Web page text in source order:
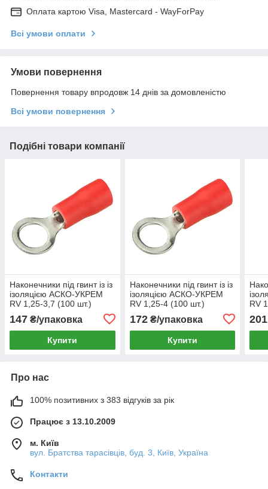
Оплата картою Visa, Mastercard - WayForPay
Всі умови оплати
Умови повернення
Повернення товару впродовж 14 днів за домовленістю
Всі умови повернення
Подібні товари компанії
Наконечники під гвинт із із
ізоляцією АСКО-УКРЕМ
RV 1,25-3,7 (100 шт.)
(A0060030044)
147 ₴/упаковка
Купити
Наконечники під гвинт із із
ізоляцією АСКО-УКРЕМ
RV 1,25-4 (100 шт.)
(A0060030017)
172₴/упаковка
Купити
RV
201
Про нас
100% позитивних з 383 відгуків за рік
Працює з 13.10.2009
м. Київ
вул. Братства тарасівців, буд. 3, Київ, Україна
Контакти